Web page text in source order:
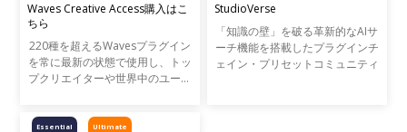
Waves Creative Access購入はこ
ちら
220種を超えるWavesプラグイン
を常に最新の状態で使用し、トッ
プクリエイターや世界中のユーザ
の新しいプラグインのサブスクリ
StudioVerse
「知識の壁」を破る革新的なAIサ
ーチ機能を搭載したプラグインチ
ェイン・プリセットコミュニティ
Ultimate
Essential